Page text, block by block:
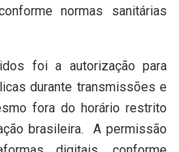
normas sanitárias
foi a autorização para
durante transmissões e
fora do horário restrito
brasileira. A permissão